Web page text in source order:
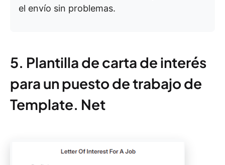
el envío sin problemas.
5. Plantilla de carta de interés
para un puesto de trabajo de
Template. Net